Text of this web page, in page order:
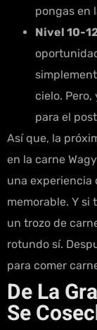
pongas en
Nivel 10-
cielo. Pero,
para el
Así que, la
en la carne
una experiencia
memorable. Y si
un trozo de
rotundo sí.
para comer
De La
Se